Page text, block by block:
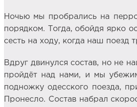
Ночью мы пробрались на
порядком. Тогда, обойдя ярко
сесть на ходу, когда наш поезд
Вдруг двинулся состав, но не
пройдёт над нами, и мы
подножку одесского поезда,
Пронесло. Состав набрал